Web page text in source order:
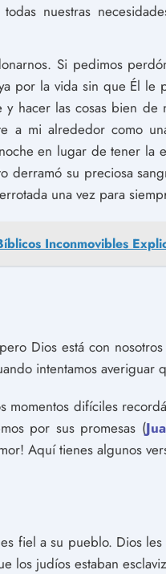
nuestras
Si pedimos
por la vida sin que Él
hacer las cosas bien
a mi alrededor como
en lugar de tener la
derramó su preciosa
una vez para
Inconmovibles
Dios está con
intentamos
momentos difíciles
por sus promesas (
Aquí tienes algunos
fiel a su pueblo. Dios
los judíos estaban